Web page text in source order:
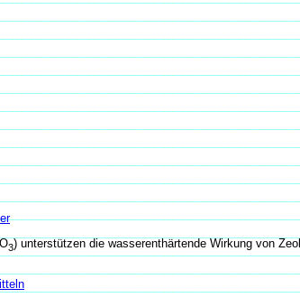
3) unterstützen die wasserenthärtende Wirkung von